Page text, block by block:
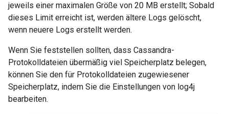
jeweils einer maximalen Größe von 20 MB erstellt; Sobald
dieses Limit erreicht ist, werden ältere Logs gelöscht,
wenn neuere Logs erstellt werden.
Wenn Sie feststellen sollten, dass Cassandra-
Protokolldateien übermäßig viel Speicherplatz belegen,
können Sie den für Protokolldateien zugewiesener
Speicherplatz, indem Sie die Einstellungen von log4j
bearbeiten.